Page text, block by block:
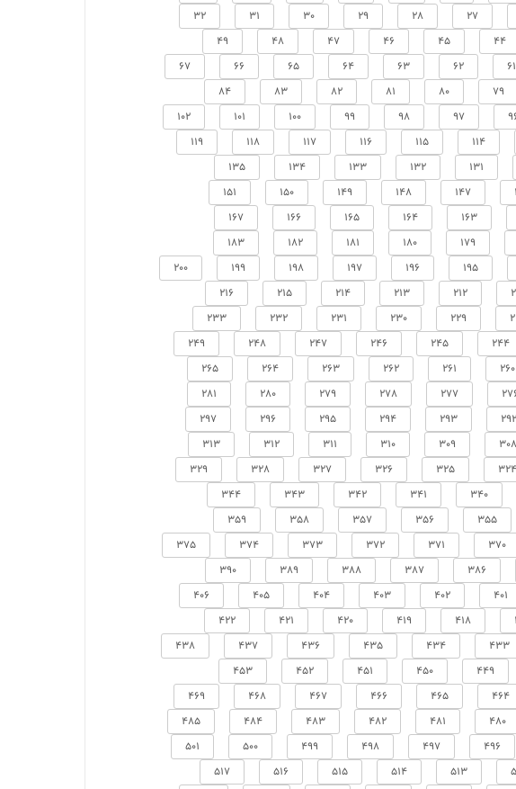
27
28
29
30
31
32
44
45
46
47
48
49
61
62
63
64
65
66
67
79
80
81
82
83
84
97
98
99
100
101
102
114
115
116
117
118
119
131
132
133
134
135
147
148
149
150
151
163
164
165
166
167
179
180
181
182
183
195
196
197
198
199
200
212
213
214
215
216
229
230
231
232
233
244
245
246
247
248
249
260
261
262
263
264
265
277
278
279
280
281
292
293
294
295
296
297
308
309
310
311
312
313
324
325
326
327
328
329
340
341
342
343
344
355
356
357
358
359
370
371
372
373
374
375
386
387
388
389
390
401
402
403
404
405
406
418
419
420
421
422
433
434
435
436
437
438
449
450
451
452
453
464
465
466
467
468
469
480
481
482
483
484
485
496
497
498
499
500
501
513
514
515
516
517